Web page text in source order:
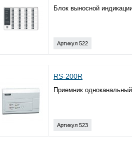
Блок выносной
Артикул 522
RS-200R
Приемник
Артикул 523